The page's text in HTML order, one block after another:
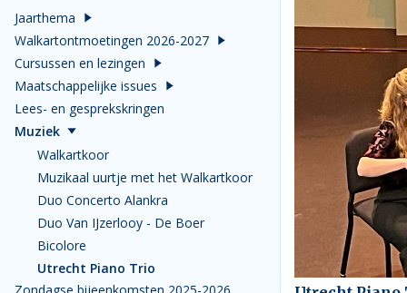
Jaarthema
Walkartontmoetingen 2026-2027
Cursussen en lezingen
Maatschappelijke issues
Lees- en gesprekskringen
Muziek
Walkartkoor
Muzikaal uurtje met het Walkartkoor
Duo Concerto Alankra
Duo Van IJzerlooy - De Boer
Bicolore
Utrecht Piano Trio